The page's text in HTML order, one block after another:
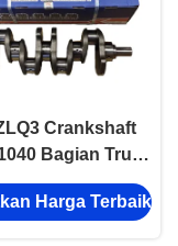
Crankshaft
Bagian Truk
1005011TAR
Diesel Spare Nkr
Harga Terbaik